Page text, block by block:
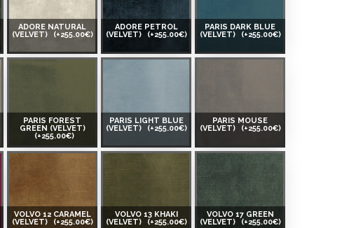
ADORE NATURAL
(VELVET)
(+255.00€)
ADORE PETROL
(VELVET)
(+255.00€)
PARIS DARK BLUE
(VELVET)
(+255.00€)
PARIS FOREST
GREEN (VELVET)
(+255.00€)
PARIS LIGHT BLUE
(VELVET)
(+255.00€)
PARIS MOUSE
(VELVET)
(+255.00€)
VOLVO 12 CARAMEL
(VELVET)
(+255.00€)
VOLVO 13 KHAKI
(VELVET)
(+255.00€)
VOLVO 17 GREEN
(VELVET)
(+255.00€)